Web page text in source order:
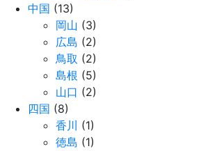
中国 (13)
岡山 (3)
広島 (2)
鳥取 (2)
島根 (5)
山口 (2)
四国 (8)
香川 (1)
徳島 (1)